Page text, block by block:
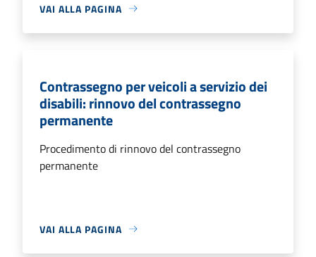
VAI ALLA PAGINA
Contrassegno per veicoli a servizio dei
disabili: rinnovo del contrassegno
permanente
Procedimento di rinnovo del contrassegno
permanente
VAI ALLA PAGINA